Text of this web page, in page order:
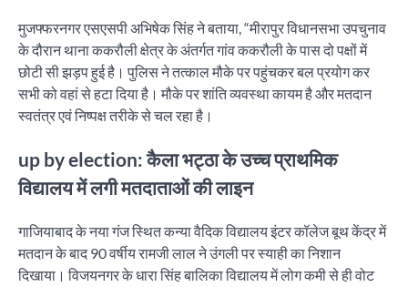
मुजफ्फरनगर एसएसपी अभिषेक सिंह ने बताया, “मीरापुर विधानसभा उपचुनाव
के दौरान थाना ककरौली क्षेत्र के अंतर्गत गांव ककरौली के पास दो पक्षों में
छोटी सी झड़प हुई है। पुलिस ने तत्काल मौके पर पहुंचकर बल प्रयोग कर
सभी को वहां से हटा दिया है। मौके पर शांति व्यवस्था कायम है और मतदान
स्वतंत्र एवं निष्पक्ष तरीके से चल रहा है।
up by election: कैला भट्ठा के उच्च प्राथमिक
विद्यालय में लगी मतदाताओं की लाइन
गाजियाबाद के नया गंज स्थित कन्या वैदिक विद्यालय इंटर कॉलेज बूथ केंद्र में
मतदान के बाद 90 वर्षीय रामजी लाल ने उंगली पर स्याही का निशान
दिखाया। विजयनगर के धारा सिंह बालिका विद्यालय में लोग कमी से ही वोट